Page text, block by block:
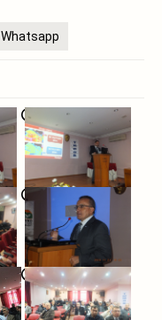
Whatsapp